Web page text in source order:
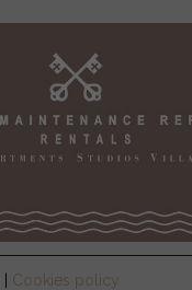
Cookies policy